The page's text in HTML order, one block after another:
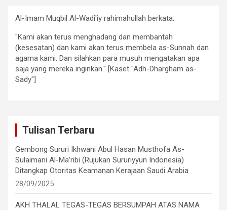
Al-Imam Muqbil Al-Wadi'iy rahimahullah berkata:
"Kami akan terus menghadang dan membantah
(kesesatan) dan kami akan terus membela as-Sunnah dan
agama kami. Dan silahkan para musuh mengatakan apa
saja yang mereka inginkan." [Kaset "Adh-Dhargham as-
Sady"]
Tulisan Terbaru
Gembong Sururi Ikhwani Abul Hasan Musthofa As-
Sulaimani Al-Ma’ribi (Rujukan Sururiyyun Indonesia)
Ditangkap Otoritas Keamanan Kerajaan Saudi Arabia
28/09/2025
AKH THALAL TEGAS-TEGAS BERSUMPAH ATAS NAMA